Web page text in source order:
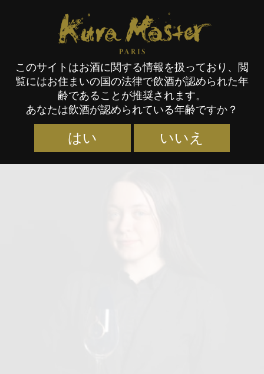
審査員
Kura Master Paris
このサイトはお酒に関する情報を扱っており、閲
覧にはお住まいの国の法律で飲酒が認められた年
齢であることが推奨されます。
あなたは飲酒が認められている年齢ですか？
はい いいえ